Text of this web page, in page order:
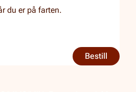
du er på farten.
Bestill 20 GB